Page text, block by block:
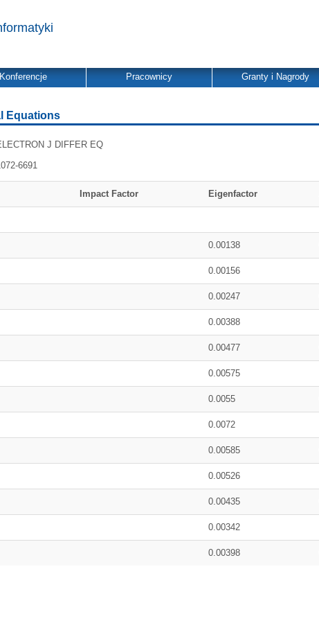
Konferencje Pracownicy Granty i Nagrody
Equations
J DIFFER EQ
6691
Impact Factor Eigenfactor
0.00138
0.00156
0.00247
0.00388
0.00477
0.00575
0.0055
0.0072
0.00585
0.00526
0.00435
0.00342
0.00398